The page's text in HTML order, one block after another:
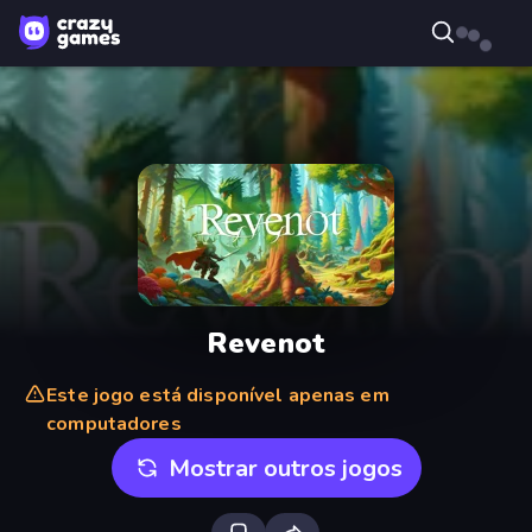
Revenot
Este jogo está disponível apenas em
computadores
Mostrar outros jogos